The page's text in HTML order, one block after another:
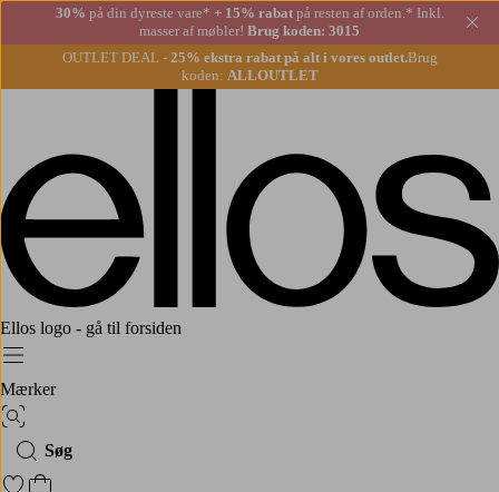
30% på din dyreste vare* + 15% rabatpå resten af orden.* Inkl.
masser af møbler! Brug koden: 3015
OUTLET DEAL - 25% ekstra rabat på alt i vores outlet.Brug
koden: ALLOUTLET
Ellos logo - gå til forsiden
Menu
Mærker
Billedsøgning
Søg